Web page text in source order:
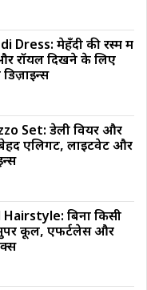
Dress: मेहँदी की रस्म में
रॉयल दिखने के लिए
Set: डेली वियर और
एलिगेंट, लाइटवेट और
बिना किसी
कूल, एफर्टलेस और